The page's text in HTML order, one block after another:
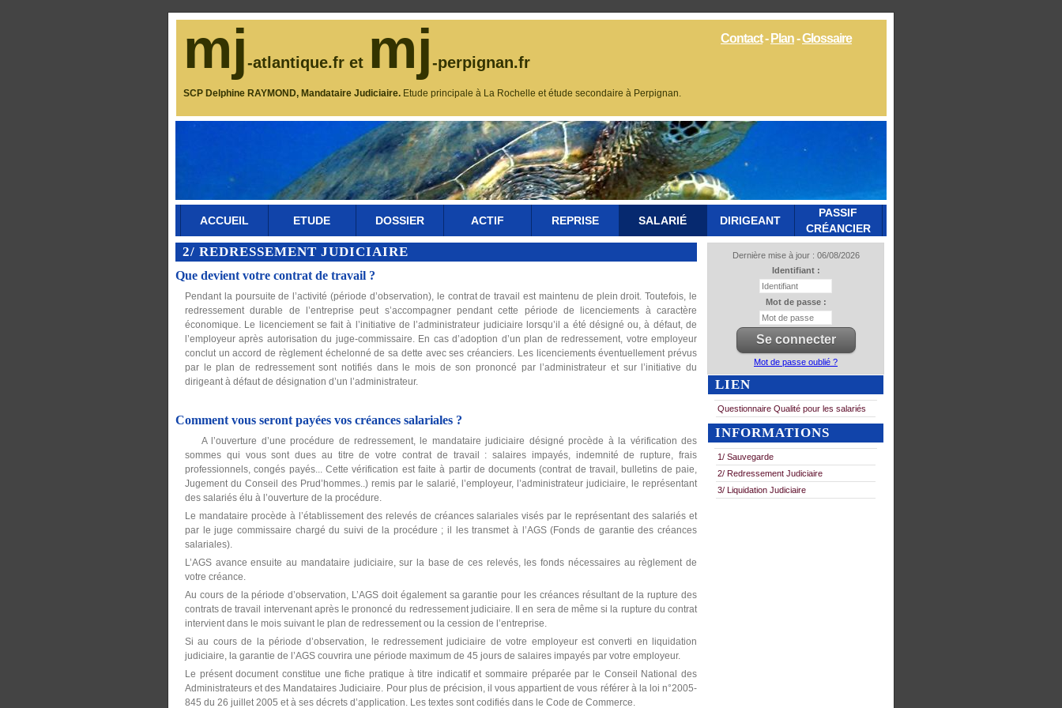
mj-atlantique.fr et mj-perpignan.fr
SCP Delphine RAYMOND, Mandataire Judiciaire. Etude principale à La Rochelle et étude secondaire à Perpignan.
Contact- Plan-Glossaire
ACCUEIL ETUDE DOSSIER ACTIF REPRISE SALARIÉ DIRIGEANT
PASSIF
CRÉANCIER
Dernière mise à jour : 06/08/2026
Identifiant :
Mot de passe :
Mot de passe oublié ?
LIEN
Questionnaire Qualité pour les salariés
INFORMATIONS
1/ Sauvegarde
2/ Redressement Judiciaire
3/ Liquidation Judiciaire
2/ REDRESSEMENT JUDICIAIRE
Que devient votre contrat de travail ?
Pendant la poursuite de l’activité (période d’observation), le contrat de travail est maintenu de plein droit. Toutefois, le
redressement durable de l’entreprise peut s’accompagner pendant cette période de licenciements à caractère
économique. Le licenciement se fait à l’initiative de l’administrateur judiciaire lorsqu’il a été désigné ou, à défaut, de
l’employeur après autorisation du juge-commissaire. En cas d’adoption d’un plan de redressement, votre employeur
conclut un accord de règlement échelonné de sa dette avec ses créanciers. Les licenciements éventuellement prévus
par le plan de redressement sont notifiés dans le mois de son prononcé par l’administrateur et sur l’initiative du
dirigeant à défaut de désignation d’un l’administrateur.
Comment vous seront payées vos créances salariales ?
A l’ouverture d’une procédure de redressement, le mandataire judiciaire désigné procède à la vérification des
sommes qui vous sont dues au titre de votre contrat de travail : salaires impayés, indemnité de rupture, frais
professionnels, congés payés... Cette vérification est faite à partir de documents (contrat de travail, bulletins de paie,
Jugement du Conseil des Prud’hommes..) remis par le salarié, l’employeur, l’administrateur judiciaire, le représentant
des salariés élu à l’ouverture de la procédure.
Le mandataire procède à l’établissement des relevés de créances salariales visés par le représentant des salariés et
par le juge commissaire chargé du suivi de la procédure ; il les transmet à l’AGS (Fonds de garantie des créances
salariales).
L’AGS avance ensuite au mandataire judiciaire, sur la base de ces relevés, les fonds nécessaires au règlement de
votre créance.
Au cours de la période d’observation, L’AGS doit également sa garantie pour les créances résultant de la rupture des
contrats de travail intervenant après le prononcé du redressement judiciaire. Il en sera de même si la rupture du contrat
intervient dans le mois suivant le plan de redressement ou la cession de l’entreprise.
Si au cours de la période d’observation, le redressement judiciaire de votre employeur est converti en liquidation
judiciaire, la garantie de l’AGS couvrira une période maximum de 45 jours de salaires impayés par votre employeur.
Le présent document constitue une fiche pratique à titre indicatif et sommaire préparée par le Conseil National des
Administrateurs et des Mandataires Judiciaire. Pour plus de précision, il vous appartient de vous référer à la loi n°2005-
845 du 26 juillet 2005 et à ses décrets d’application. Les textes sont codifiés dans le Code de Commerce.